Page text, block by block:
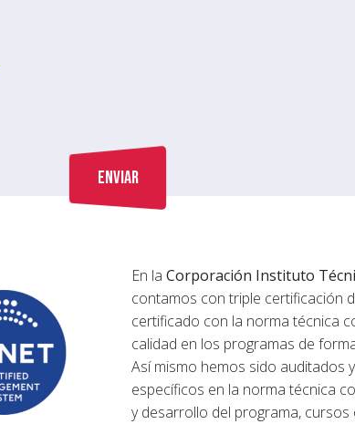
En la Corporación Instituto
contamos con triple certificación
certificado con la norma técnica
calidad en los programas de
Así mismo hemos sido
específicos en la norma técnica
y desarrollo del programa, cursos